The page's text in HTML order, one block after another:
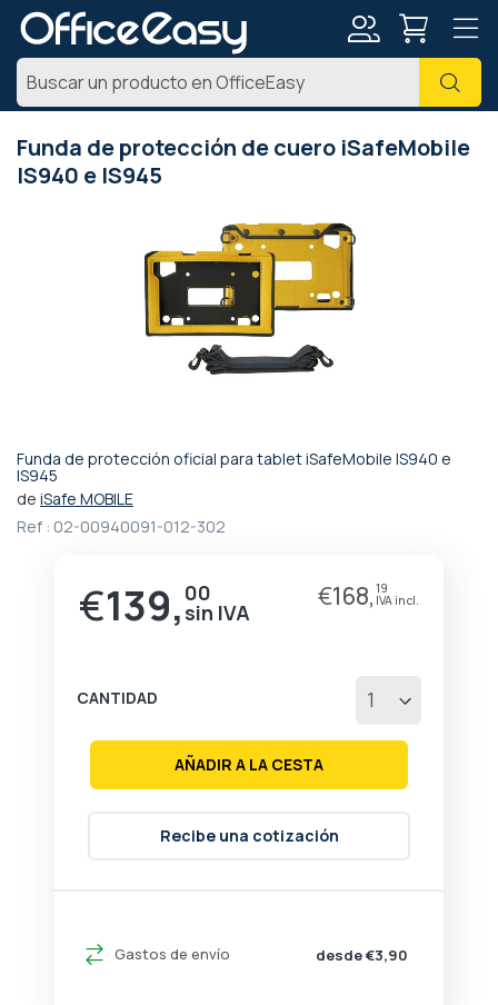
Funda de protección de cuero iSafeMobile
IS940 e IS945
Funda de protección oficial para tablet iSafeMobile IS940 e
IS945
de iSafe MOBILE
Ref : 02-00940091-012-302
€139, 00 €168, 19
Gastos de envío desde €3,90
CANTIDAD
AÑADIR A LA CESTA
Recibe una cotización
Saltar
al
de